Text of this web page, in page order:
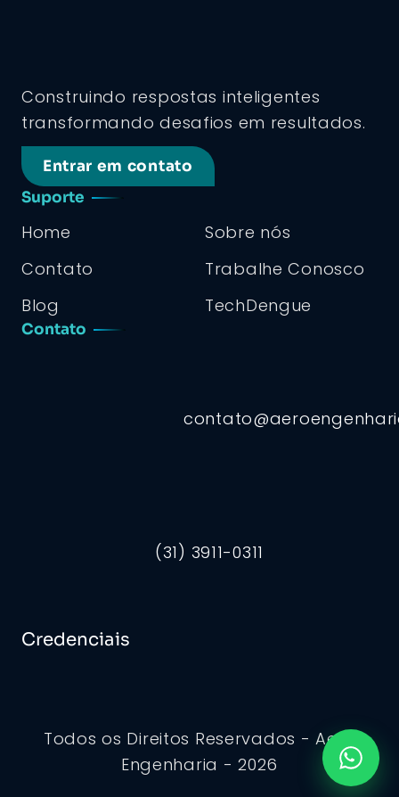
Construindo respostas inteligentes
transformando desafios em resultados.
Entrar em contato
Suporte
Home
Sobre nós
Contato
Trabalhe Conosco
Blog
TechDengue
Contato
(31) 3911-0311
Credenciais
Todos os Direitos Reservados - Aero
Engenharia - 2026